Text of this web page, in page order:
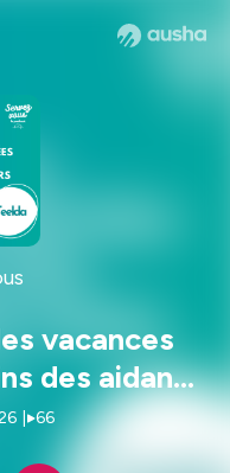
vacances
des aidants
Jeanne Priso
Teelda
66